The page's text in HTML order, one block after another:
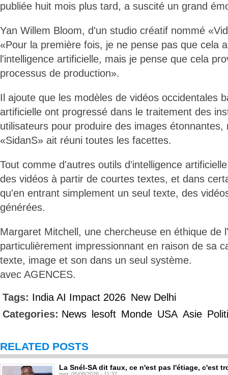
publiée huit mois plus tard, a suscité un grand
Yan Willem Bloom, d'un studio créatif nommé
«Pour la première fois, je ne pense pas que cela
l'intelligence artificielle, mais je pense que cela
processus de production».
Il ajoute que les modèles de vidéos occidentales
artificielle ont progressé dans le traitement des
utilisateurs pour produire des images étonnantes,
«SidanS» ait réuni toutes les facettes.
Tout comme d'autres outils d'intelligence
des vidéos à partir de courtes textes, et dans
qu'en entrant simplement un seul texte, des
générées.
Margaret Mitchell, une chercheuse en éthique de
particulièrement impressionnant en raison de sa
texte, image et son dans un seul système.
avec AGENCES.
Tags: India AI Impact 2026 New Delhi
Categories: News lesoft Monde USA Asie
RELATED POSTS
La Snél-SA dit faux, ce n'est pas l'étiage, c'est